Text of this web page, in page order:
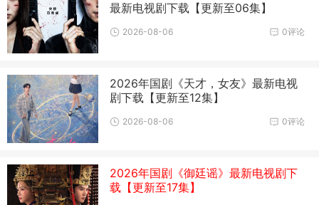
最新电视剧下载【更新至06集】
0评论
2026-08-06
2026年国剧《天才，女友》最新电视
剧下载【更新至12集】
0评论
2026-08-06
2026年国剧《御廷谣》最新电视剧下
载【更新至17集】